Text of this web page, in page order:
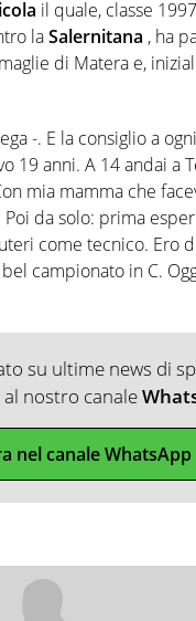
il quale, classe
laSalernitana , ha
di Matera e,
-. E la consiglio a
19 anni. A 14 andai a
mia mamma che
da solo: prima
come tecnico. Ero
campionato in C.
su ultime news di
al nostro canale
nel canale WhatsApp